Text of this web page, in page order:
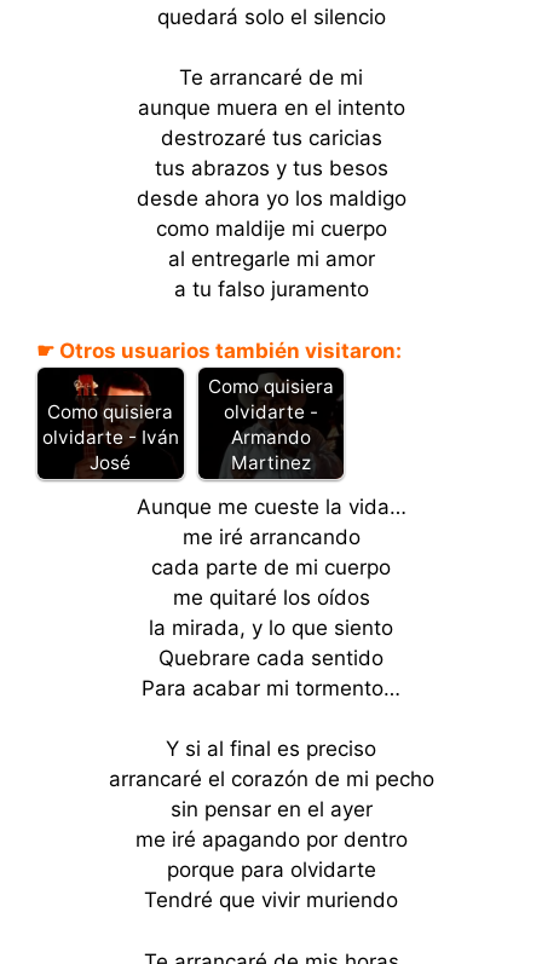
quedará solo el silencio
Te arrancaré de mi
aunque muera en el intento
destrozaré tus caricias
tus abrazos y tus besos
desde ahora yo los maldigo
como maldije mi cuerpo
al entregarle mi amor
a tu falso juramento
☛ Otros usuarios también visitaron:
Como quisiera
olvidarte - Iván
José
Como quisiera
olvidarte -
Armando
Martinez
Aunque me cueste la vida…
me iré arrancando
cada parte de mi cuerpo
me quitaré los oídos
la mirada, y lo que siento
Quebrare cada sentido
Para acabar mi tormento…
Y si al final es preciso
arrancaré el corazón de mi pecho
sin pensar en el ayer
me iré apagando por dentro
porque para olvidarte
Tendré que vivir muriendo